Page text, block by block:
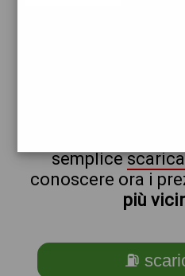
semplice
conoscere ora i
più
⛽